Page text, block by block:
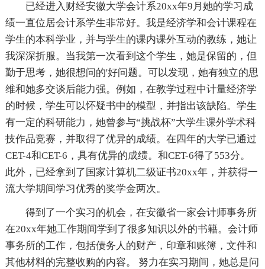
已经进入财经安徽大学会计系20xx年9月她的学习成
绩一直位居会计系学生非常好。我是经济学和会计课程在
学生的本科学业，并与学生的课内课外互动的教练，她让
我深深折服。当我第一次看到这个学生，她是保留的，但
勤于思考，她很想问的'好问题。可以发现，她有独立的思
维和她多交谈后能力强。例如，在教学过程中计量经济学
的时候，学生可以怀疑书中的模型，并指出该缺陷。学生
有一定的科研能力，她曾参与“挑战杯”大学生课外学术科
技作品竞赛，并取得了优异的成绩。在四年的大学已通过
CET-4和CET-6，具有优异的成绩。和CET-6得了553分。
此外，已经拿到了国家计算机二级证书20xx年，并获得一
流大学期间学习优秀的奖学金两次。
得到了一个实习的机会，在安徽省一家会计师事务所
在20xx年她工作期间学到了很多知识以外的书籍。会计师
事务所的工作，包括债务人的财产，印章和账簿，文件和
其他材料的完整收购的内容。 努力在实习期间，她总是问